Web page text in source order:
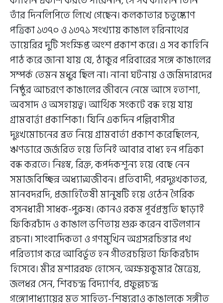
তাঁর দিনলিপিতে লিখে গেছেন। কলকাতার চতুষ্কোণ
পত্রিকা ১৩৭০ ও ১৩৭১ সংখ্যায় কাঙাল হরিনাথের
ডায়েরির দুটি সংক্ষিপ্ত অংশ প্রকাশ করে। এ সব কাহিনি
পাঠ করে জানা যায় যে, ঠাকুর পরিবারের সঙ্গে কাঙালের
সম্পর্ক তেমন মধুর ছিল না। নানা ঘটনায় ও জমিদারদের
নিষ্ঠুর আচরণে কাঙালের জীবনে নেমে আসে হতাশা,
অবসাদ ও অসহায়ত্ব। আর্থিক সংকটে বন্ধ হয়ে যায়
গ্রামবার্ত্তা প্রকাশিকা। যিনি একদিন পল্লিবাসীর
দুঃখমোচনের ব্রত নিয়ে গ্রামবার্তা প্রকাশ করেছিলেন,
ঋণভারে জর্জরিত হয়ে তিনিই আবার বাধ্য হন পত্রিকা
বন্ধ করতে। নিঃস্ব, রিক্ত, কপর্দকশূন্য হয়ে বেছে নেন
সমাজবিচ্ছিন্ন অধ্যাত্মজীবন। প্রতিবাদী, পরদুঃখকাতর,
মানবদরদি, প্রজাহিতৈষী মানুষটি হয়ে ওঠেন গৈরিক
বসনধারী সাধক-পুরুষ। কোনও রকম পূর্বপ্রস্তুতি ছাড়াই
ফিকিরচাঁদ ও কাঙাল ভণিতায় শুরু করেন বাউলগান
রচনা। সাংবাদিকতা ও গণমুখিন অগ্রসরচিন্তার পথ
পরিত্যাগ করে আবির্ভূত হন গীতরচয়িতা ফিকিরচাঁদ
হিসেবে। মীর মশাররফ হোসেন, অক্ষয়কুমার মৈত্রেয়,
জলধর সেন, শিবচন্দ্র বিদ্যার্ণব, প্রফুল্লচন্দ্র
গঙ্গোপাধ্যায়ের মত সাহিত্য-শিষ্যরাও কাঙালকে সঙ্গীত